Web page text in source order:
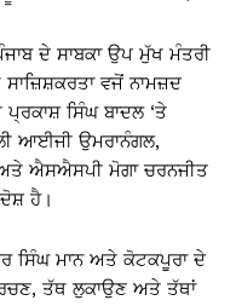
ਦੇ ਸਾਬਕਾ ਉਪ ਮੁੱਖ ਮੰਤਰੀ
ਵਜੋਂ ਨਾਮਜ਼ਦ
ਸਿੰਘ ਬਾਦਲ ‘ਤੇ
ਆਈਜੀ ਉਮਰਾਨੰਗਲ,
ਐਸਐਸਪੀ ਮੋਗਾ ਚਰਨਜੀਤ
ਹੈ।
ਸਿੰਘ ਮਾਨ ਅਤੇ ਕੋਟਕਪੂਰਾ ਦੇ
ਤੱਥ ਲੁਕਾਉਣ ਅਤੇ ਤੱਥਾਂ